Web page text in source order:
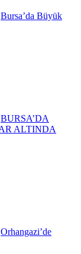
Bursa’da Büyük
BURSA’DA
ALTINDA
Orhangazi’de